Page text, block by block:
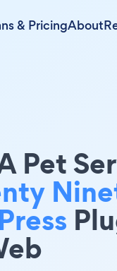
& PricingAbout
Pet